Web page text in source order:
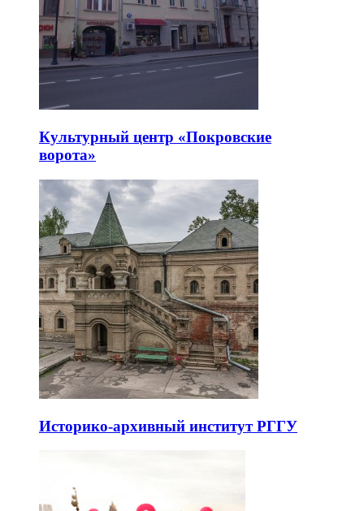
Культурный центр «Покровские
ворота»
Историко-архивный институт РГГУ